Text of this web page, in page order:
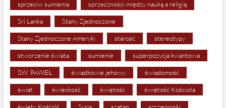
sprzeciw sumienia sprzeczności między nauką a religią
Sri Lanka Stany Zjednoczone
Stany Zjednoczone Ameryki starość stereotypy
stworzenie świata sumienie superpozycja kwantowa
ŚW. PAWEŁ świadkowie jehowy świadomość
świat świeckość świętość świętość Kościoła
święty Kościół Syria szatan szczepionki